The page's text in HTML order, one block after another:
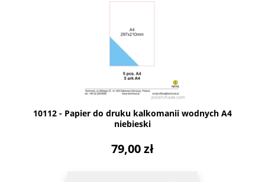
10112 - Papier do druku kalkomanii wodnych A4
niebieski
79,00 zł